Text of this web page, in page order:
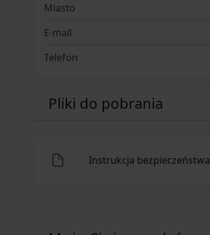
Miasto
E-mail
Telefon
Pliki do pobrania
Instrukcja bezpieczeństwa